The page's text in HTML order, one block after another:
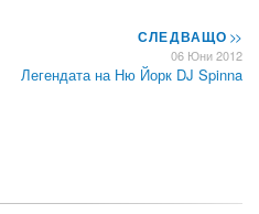
СЛЕДВАЩО>>
06 Юни 2012
Легендата на Ню Йорк DJ Spinna